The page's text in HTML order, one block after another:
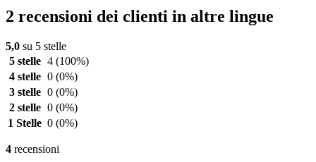
2 recensioni dei clienti in altre lingue
5,0 su 5 stelle
5 stelle 4 (100%)
4 stelle 0 (0%)
3 stelle 0 (0%)
2 stelle 0 (0%)
1 Stelle 0 (0%)
4 recensioni